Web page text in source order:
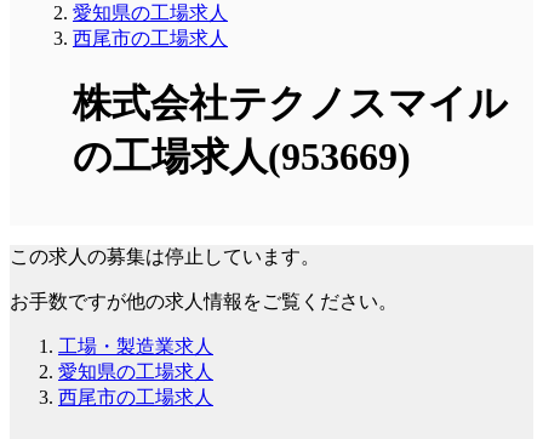
愛知県の工場求人
西尾市の工場求人
株式会社テクノスマイル
の工場求人(953669)
この求人の募集は停止しています。
お手数ですが他の求人情報をご覧ください。
工場・製造業求人
愛知県の工場求人
西尾市の工場求人